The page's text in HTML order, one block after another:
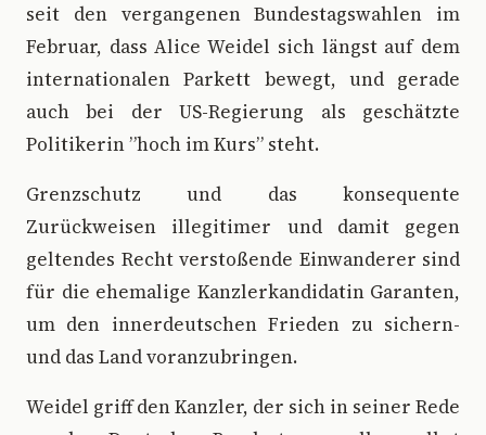
seit den vergangenen Bundestagswahlen im
Februar, dass Alice Weidel sich längst auf dem
internationalen Parkett bewegt, und gerade
auch bei der US-Regierung als geschätzte
Politikerin ”hoch im Kurs” steht.
Grenzschutz und das konsequente
Zurückweisen illegitimer und damit gegen
geltendes Recht verstoßende Einwanderer sind
für die ehemalige Kanzlerkandidatin Garanten,
um den innerdeutschen Frieden zu sichern-
und das Land voranzubringen.
Weidel griff den Kanzler, der sich in seiner Rede